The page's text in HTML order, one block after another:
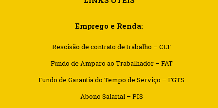
Emprego e Renda:
Rescisão de contrato de trabalho – CLT
Fundo de Amparo ao Trabalhador – FAT
Fundo de Garantia do Tempo de Serviço – FGTS
Abono Salarial – PIS